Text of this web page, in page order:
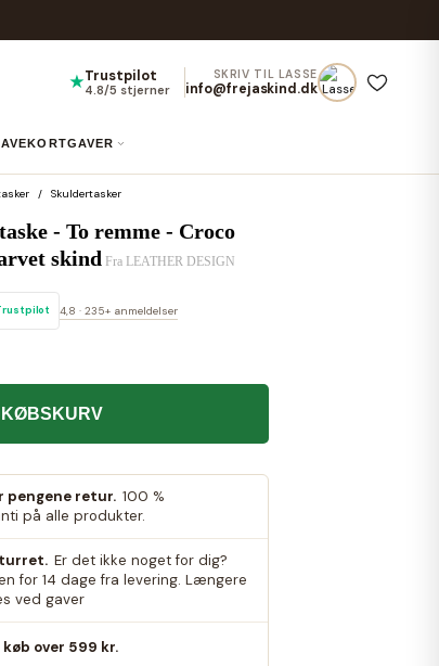
★Trustpilot
4.8/5 stjerner
SKRIV TIL LASSE
info@frejaskind.dk
GAVEKORT GAVER
Skuldertasker
- To remme - Croco
skind Fra LEATHER DESIGN
4,8 · 235+ anmeldelser
pengene retur. 100 %
på alle produkter.
Er det ikke noget for dig?
for 14 dage fra levering. Længere
ved gaver
over 599 kr.